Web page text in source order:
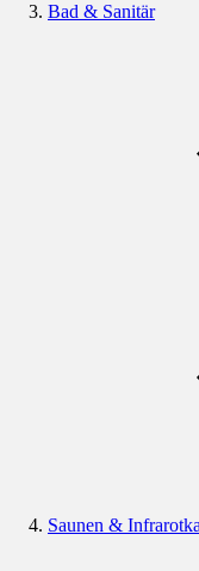
Bad & Sanitär
Saunen &